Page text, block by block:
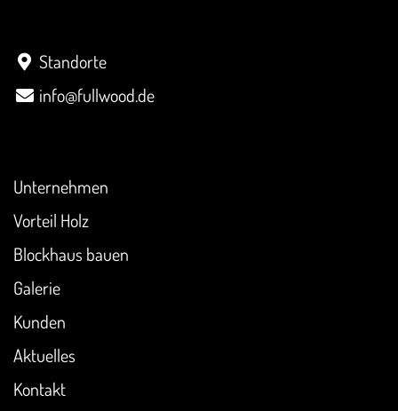
Standorte
info@fullwood.de
Unternehmen
Vorteil Holz
Blockhaus bauen
Galerie
Kunden
Aktuelles
Kontakt